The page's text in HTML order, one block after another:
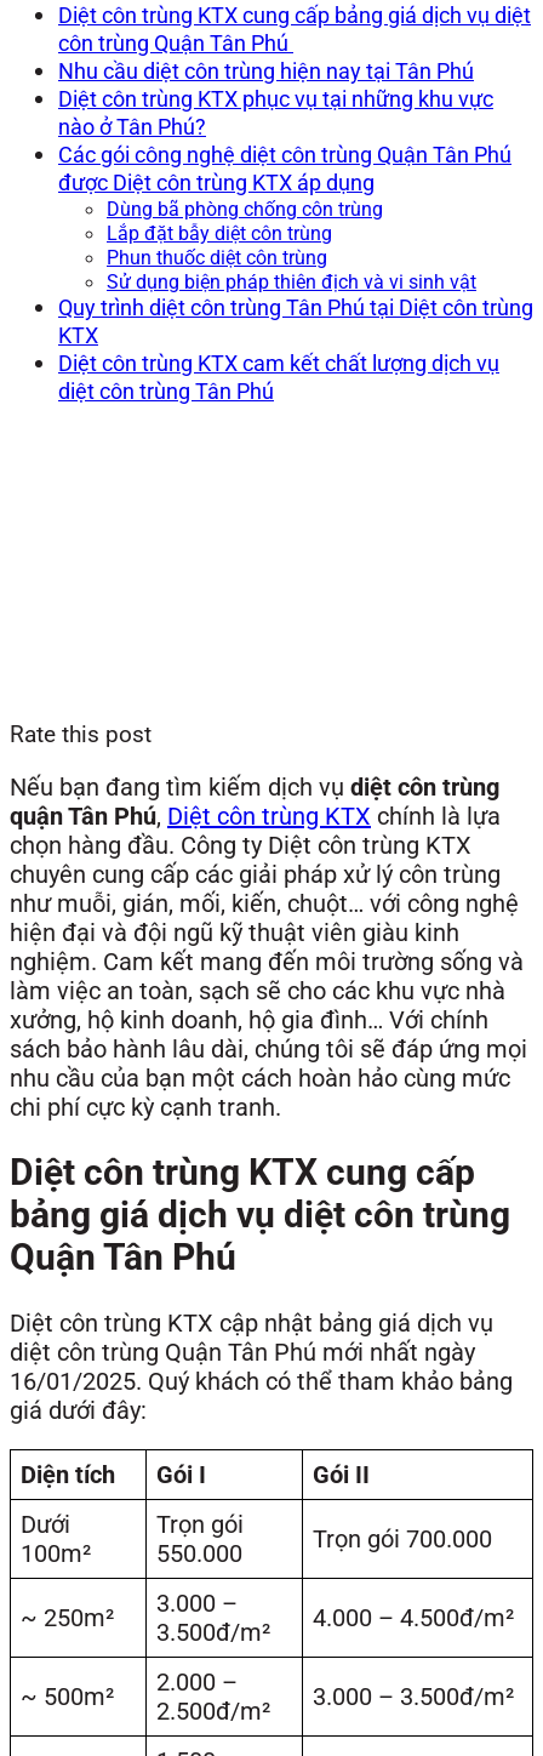
Diệt côn trùng KTX cung cấp bảng giá dịch vụ diệt
côn trùng Quận Tân Phú
Nhu cầu diệt côn trùng hiện nay tại Tân Phú
Diệt côn trùng KTX phục vụ tại những khu vực
nào ở Tân Phú?
Các gói công nghệ diệt côn trùng Quận Tân Phú
được Diệt côn trùng KTX áp dụng
Dùng bã phòng chống côn trùng
Lắp đặt bẫy diệt côn trùng
Phun thuốc diệt côn trùng
Sử dụng biện pháp thiên địch và vi sinh vật
Quy trình diệt côn trùng Tân Phú tại Diệt côn trùng
KTX
Diệt côn trùng KTX cam kết chất lượng dịch vụ
diệt côn trùng Tân Phú
Rate this post
Nếu bạn đang tìm kiếm dịch vụ diệt côn trùng
quận Tân Phú, Diệt côn trùng KTX chính là lựa
chọn hàng đầu. Công ty Diệt côn trùng KTX
chuyên cung cấp các giải pháp xử lý côn trùng
như muỗi, gián, mối, kiến, chuột… với công nghệ
hiện đại và đội ngũ kỹ thuật viên giàu kinh
nghiệm. Cam kết mang đến môi trường sống và
làm việc an toàn, sạch sẽ cho các khu vực nhà
xưởng, hộ kinh doanh, hộ gia đình… Với chính
sách bảo hành lâu dài, chúng tôi sẽ đáp ứng mọi
nhu cầu của bạn một cách hoàn hảo cùng mức
chi phí cực kỳ cạnh tranh.
Diệt côn trùng KTX cung cấp
bảng giá dịch vụ diệt côn trùng
Quận Tân Phú
Diệt côn trùng KTX cập nhật bảng giá dịch vụ
diệt côn trùng Quận Tân Phú mới nhất ngày
16/01/2025. Quý khách có thể tham khảo bảng
giá dưới đây:
Diện tích Gói I
Gói II
Dưới
100m²
Trọn gói
550.000
Trọn gói 700.000
~ 250m²
3.000 –
3.500đ/m²
4.000 – 4.500đ/m²
~ 500m²
2.000 –
2.500đ/m²
3.000 – 3.500đ/m²